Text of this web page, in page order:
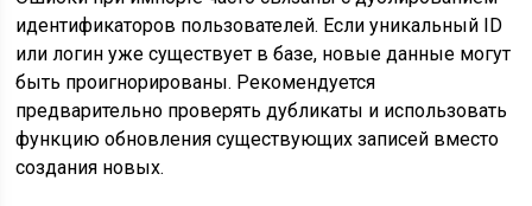
идентификаторов пользователей. Если уникальный ID
или логин уже существует в базе, новые данные могут
быть проигнорированы. Рекомендуется
предварительно проверять дубликаты и использовать
функцию обновления существующих записей вместо
создания новых.